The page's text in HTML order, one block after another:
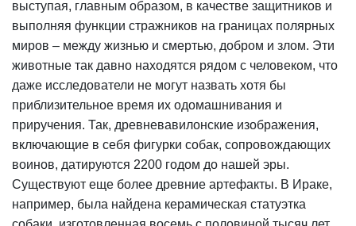
выступая, главным образом, в качестве защитников и
выполняя функции стражников на границах полярных
миров – между жизнью и смертью, добром и злом. Эти
животные так давно находятся рядом с человеком, что
даже исследователи не могут назвать хотя бы
приблизительное время их одомашнивания и
приручения. Так, древневавилонские изображения,
включающие в себя фигурки собак, сопровождающих
воинов, датируются 2200 годом до нашей эры.
Существуют еще более древние артефакты. В Ираке,
например, была найдена керамическая статуэтка